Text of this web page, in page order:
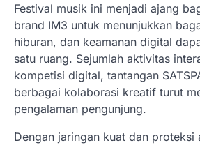
Festival musik ini menjadi ajang
brand IM3 untuk menunjukkan
hiburan, dan keamanan digital
satu ruang. Sejumlah aktivitas
kompetisi digital, tantangan
berbagai kolaborasi kreatif turut
pengalaman pengunjung.
Dengan jaringan kuat dan proteksi